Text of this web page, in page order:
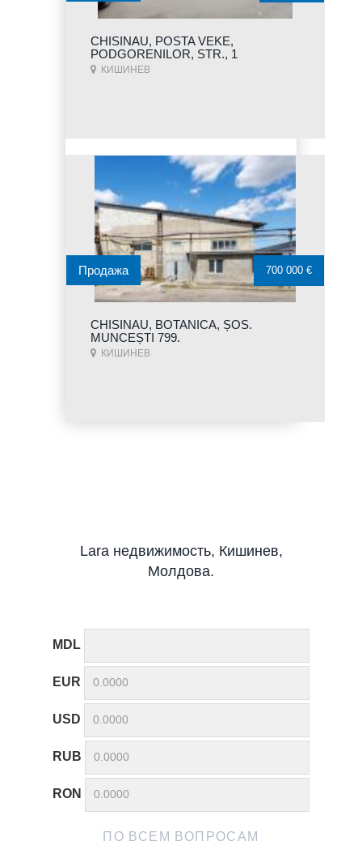
CHISINAU, POSTA VEKE,
PODGORENILOR, STR., 1
КИШИНЕВ
CHISINAU, BOTANICA, ȘOS.
MUNCEȘTI 799.
КИШИНЕВ
Продажа 700 000 €
Lara недвижимость, Кишинев,
Молдова.
MDL
EUR
USD
RUB
RON
ПО ВСЕМ ВОПРОСАМ